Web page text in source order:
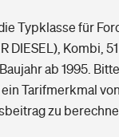
Typklasse für
DIESEL), Kombi,
ab 1995.
Tarifmerkmal
zu